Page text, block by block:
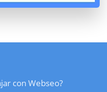
con Webseo?